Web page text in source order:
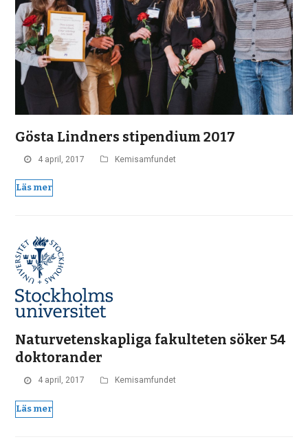
Gösta Lindners stipendium 2017
4 april, 2017 Kemisamfundet
Läs mer
Naturvetenskapliga fakulteten söker 54
doktorander
4 april, 2017 Kemisamfundet
Läs mer